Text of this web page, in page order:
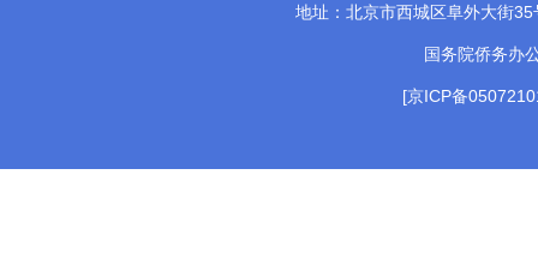
地址：北京市西城区阜外大街
国务院侨务
[京ICP备